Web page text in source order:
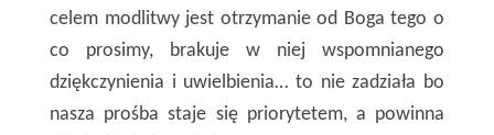
celem modlitwy jest otrzymanie od Boga tego o
co prosimy, brakuje w niej wspomnianego
dziękczynienia i uwielbienia… to nie zadziała bo
nasza prośba staje się priorytetem, a powinna